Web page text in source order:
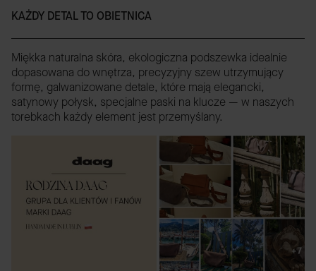
KAŻDY DETAL TO OBIETNICA
Miękka naturalna skóra, ekologiczna podszewka idealnie
dopasowana do wnętrza, precyzyjny szew utrzymujący
formę, galwanizowane detale, które mają elegancki,
satynowy połysk, specjalne paski na klucze — w naszych
torebkach każdy element jest przemyślany.